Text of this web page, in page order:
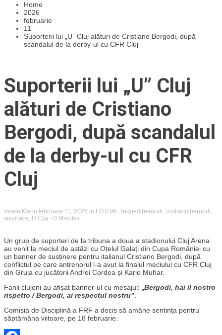
Home
2026
februarie
11
Suporterii lui „U” Cluj alături de Cristiano Bergodi, după
scandalul de la derby-ul cu CFR Cluj
Suporterii lui „U” Cluj
alături de Cristiano
Bergodi, după scandalul
de la derby-ul cu CFR
Cluj
Vasile Manu februarie 11, 2026 in FOTBAL Tagged bergodi cristiano bergodi
sustinere U Cluj - 0 Minutes
Un grup de suporteri de la tribuna a doua a stadionului Cluj Arena
au venit la meciul de astăzi cu Oțelul Galați din Cupa României cu
un banner de susținere pentru italianul Cristiano Bergodi, după
conflictul pe care antrenorul l-a avut la finalul meciului cu CFR Cluj
din Gruia cu jucătorii Andrei Cordea și Karlo Muhar.
Fanii clujeni au afișat banner-ul cu mesajul: „ Bergodi, hai il nostro
rispetto / Bergodi, ai respectul nostru”
Comisia de Disciplină a FRF a decis să amâne sentința pentru
săptămâna viitoare, pe 18 februarie.